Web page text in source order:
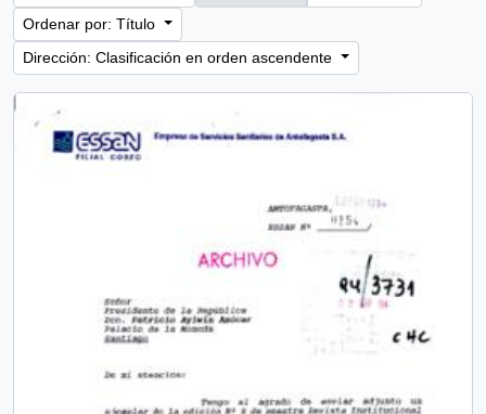
Ordenar por: Título
Dirección: Clasificación en orden ascendente